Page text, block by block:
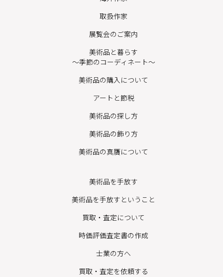
取扱作家
展覧会のご案内
美術品と暮らす
〜季節のコーディネート〜
美術品の購入について
アートと節税
美術品の探し方
美術品の飾り方
美術品の真贋について
美術品を手放す
美術品を手放すということ
買取・査定について
時価評価査定書の作成
士業の方へ
買取・査定を依頼する